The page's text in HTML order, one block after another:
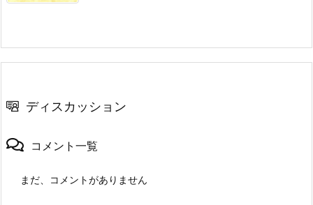
ディスカッション
コメント一覧
まだ、コメントがありません